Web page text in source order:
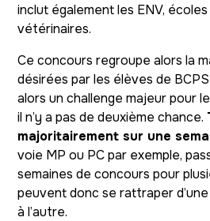
inclut également les ENV,
vétérinaires.
Ce concours regroupe alors la
désirées par les élèves de
alors un challenge majeur pour
il n’y a pas de deuxième chance.
majoritairement sur une
voie MP ou PC par exemple,
semaines de concours pour
peuvent donc se rattraper
à l’autre.